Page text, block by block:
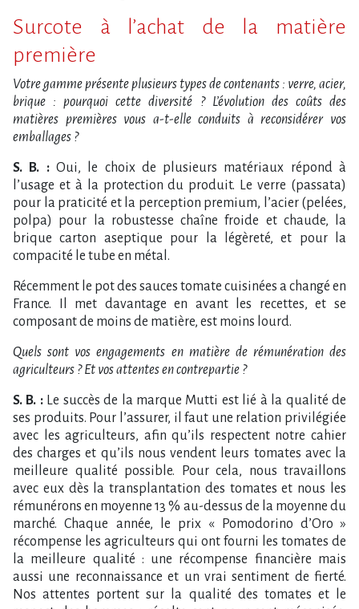
Surcote à l’achat de la matière
première
Votre gamme présente plusieurs types de contenants : verre, acier,
brique : pourquoi cette diversité ? L’évolution des coûts des
matières premières vous a-t-elle conduits à reconsidérer vos
emballages ?
S. B. : Oui, le choix de plusieurs matériaux répond à
l’usage et à la protection du produit. Le verre (passata)
pour la praticité et la perception premium, l’acier (pelées,
polpa) pour la robustesse chaîne froide et chaude, la
brique carton aseptique pour la légèreté, et pour la
compacité le tube en métal.
Récemment le pot des sauces tomate cuisinées a changé en
France. Il met davantage en avant les recettes, et se
composant de moins de matière, est moins lourd.
Quels sont vos engagements en matière de rémunération des
agriculteurs ? Et vos attentes en contrepartie ?
S. B. : Le succès de la marque Mutti est lié à la qualité de
ses produits. Pour l’assurer, il faut une relation privilégiée
avec les agriculteurs, afin qu’ils respectent notre cahier
des charges et qu’ils nous vendent leurs tomates avec la
meilleure qualité possible. Pour cela, nous travaillons
avec eux dès la transplantation des tomates et nous les
rémunérons en moyenne 13 % au-dessus de la moyenne du
marché. Chaque année, le prix « Pomodorino d’Oro »
récompense les agriculteurs qui ont fourni les tomates de
la meilleure qualité : une récompense financière mais
aussi une reconnaissance et un vrai sentiment de fierté.
Nos attentes portent sur la qualité des tomates et le